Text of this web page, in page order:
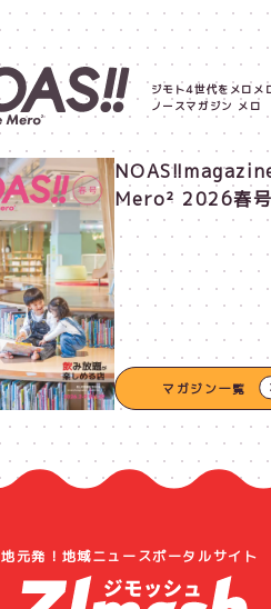
ジモト4世代をメロメ
ノースマガジン メロ
Mero² 2026春号
マガジン一覧
地元発！地域ニュースポータルサイト